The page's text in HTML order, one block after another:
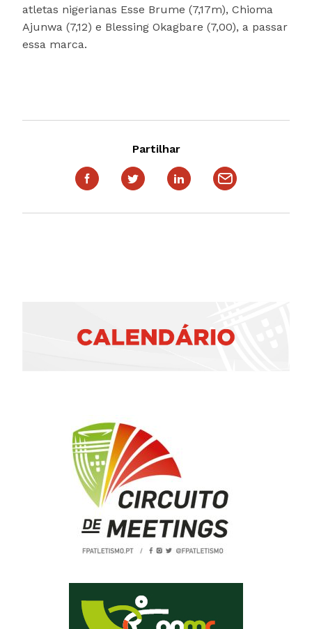
atletas nigerianas Esse Brume (7,17m), Chioma
Ajunwa (7,12) e Blessing Okagbare (7,00), a passar
essa marca.
Partilhar